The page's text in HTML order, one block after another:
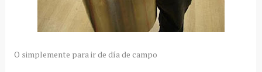
O simplemente para ir de día de campo